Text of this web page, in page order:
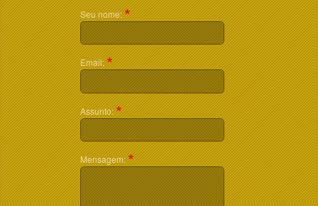
Seu nome:
Email:
Assunto:
Mensagem: